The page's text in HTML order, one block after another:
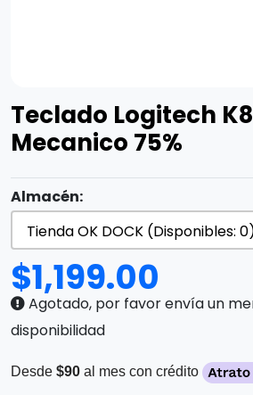
Teclado Logitech
Mecanico 75%
Almacén:
$1,199.00
Agotado, por favor envía un
disponibilidad
Desde $90 al mes con crédito